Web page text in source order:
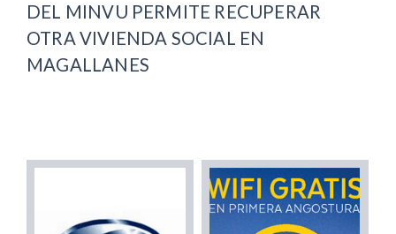
DEL MINVU PERMITE RECUPERAR
OTRA VIVIENDA SOCIAL EN
MAGALLANES